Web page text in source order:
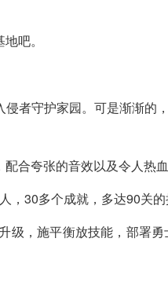
吧。
者守护家园。可是渐渐
合夸张的音效以及令人热
30多个成就，多达90关
，施平衡放技能，部署